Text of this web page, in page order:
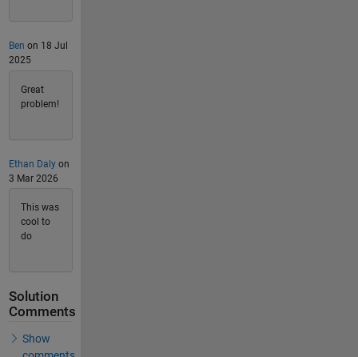
Ben on 18 Jul
2025
Great
problem!
Ethan Dalyon
3 Mar 2026
This was
cool to
do
Solution
Comments
Show